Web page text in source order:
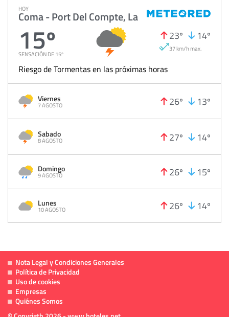
HOY
Coma - Port Del Compte, La
15º
SENSACIÓN DE 15º
23º 14º
37 km/h max.
Riesgo de Tormentas en las próximas horas
Viernes
7 AGOSTO 26º 13º
Sabado
8 AGOSTO 27º 14º
Domingo
9 AGOSTO 26º 15º
Lunes
10 AGOSTO 26º 14º
Nota Legal y Condiciones Generales
Política de Privacidad
Uso de cookies
Empresas
Quiénes Somos